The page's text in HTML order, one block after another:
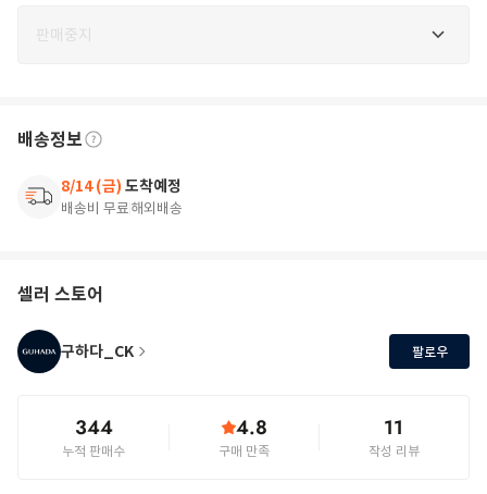
판매중지
배송정보
8/14 (금) 도착예정
배송비 무료해외배송
셀러 스토어
구하다_CK 팔로우
344
누적 판매수
4.8
구매 만족
11
작성 리뷰